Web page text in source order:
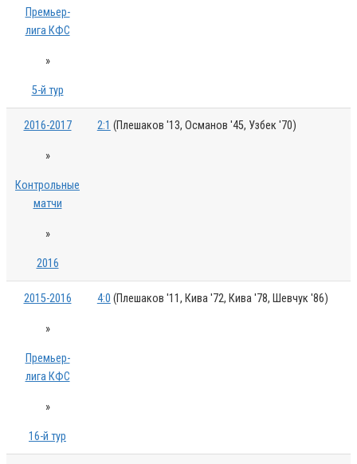
Премьер-
лига КФС
»
5-й тур
2016-2017
»
Контрольные
матчи
»
2016
2:1 (Плешаков '13, Османов '45, Узбек '70)
2015-2016
»
Премьер-
лига КФС
»
16-й тур
4:0 (Плешаков '11, Кива '72, Кива '78, Шевчук '86)